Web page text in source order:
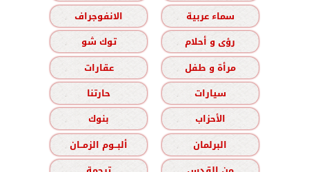
سماء عربية
الانفوجراف
رؤى و أحلام
توك شو
مرأة و طفل
عقارات
سيارات
حارتنا
الأحزاب
بنوك
البرلمان
ألبــوم الزمــان